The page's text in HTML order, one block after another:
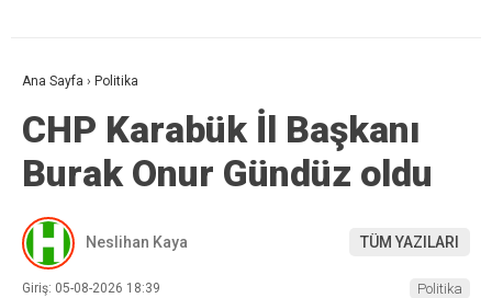
Ana Sayfa › Politika
CHP Karabük İl Başkanı
Burak Onur Gündüz oldu
Neslihan Kaya TÜM YAZILARI
Giriş: 05-08-2026 18:39
Politika